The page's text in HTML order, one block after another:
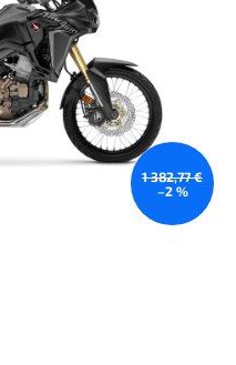
1 382,77 €
–2 %